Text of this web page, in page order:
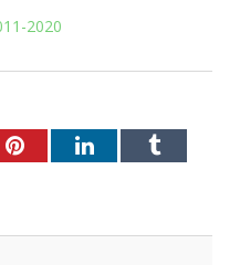
2020
PinterestLinkedInTumblr